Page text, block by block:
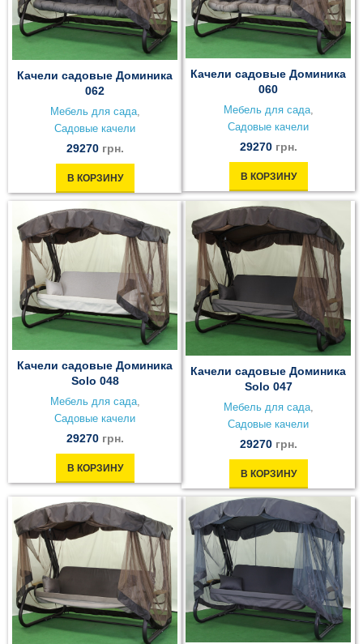
Качели садовые Доминика
062
Мебель для сада,
Садовые качели
29270 грн.
В КОРЗИНУ
Качели садовые Доминика
060
Мебель для сада,
Садовые качели
29270 грн.
В КОРЗИНУ
Качели садовые Доминика
Solo 048
Мебель для сада,
Садовые качели
29270 грн.
В КОРЗИНУ
Качели садовые Доминика
Solo 047
Мебель для сада,
Садовые качели
29270 грн.
В КОРЗИНУ